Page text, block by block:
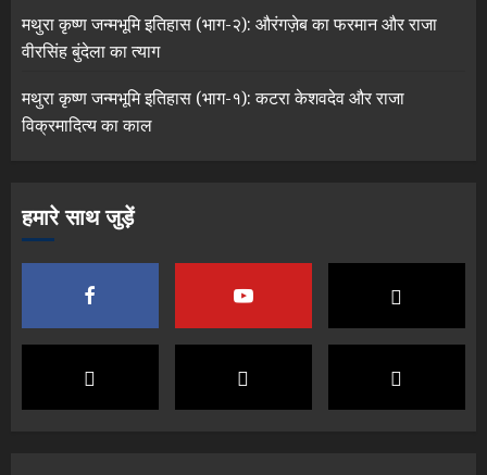
मथुरा कृष्ण जन्मभूमि इतिहास (भाग-२): औरंगज़ेब का फरमान और राजा
वीरसिंह बुंदेला का त्याग
मथुरा कृष्ण जन्मभूमि इतिहास (भाग-१): कटरा केशवदेव और राजा
विक्रमादित्य का काल
हमारे साथ जुड़ें